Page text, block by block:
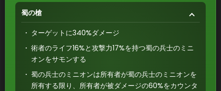
蜀の槍
ターゲットに340%ダメージ
術者のライフ16%と攻撃力17%を持つ蜀の兵士のミニ
オンをサモンする
蜀の兵士のミニオンは所有者が蜀の兵士のミニオンを
所有する限り、所有者が被ダメージの60%をカウンタ